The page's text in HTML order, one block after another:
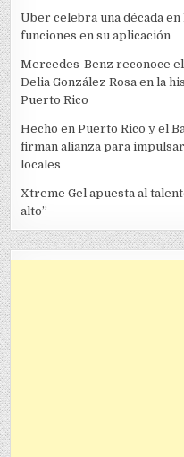
Uber celebra una década
funciones en su aplicación
Mercedes-Benz reconoce
Delia González Rosa en la
Puerto Rico
Hecho en Puerto Rico y el
firman alianza para
locales
Xtreme Gel apuesta al
alto”